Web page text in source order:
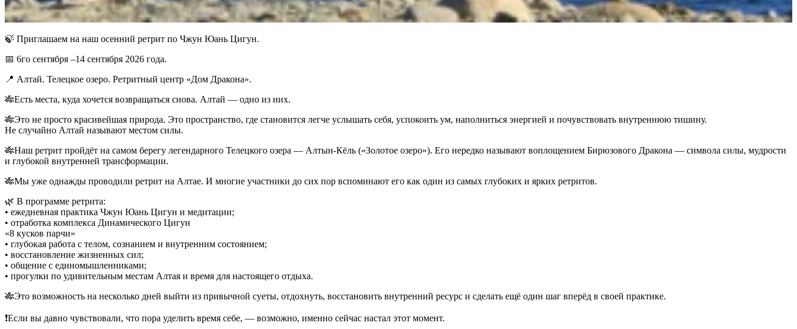
🍃 Приглашаем на наш осенний ретрит по Чжун Юань Цигун.
📅 6го сентября –14 сентября 2026 года.
📍 Алтай. Телецкое озеро. Ретритный центр «Дом Дракона».
🎋Есть места, куда хочется возвращаться снова. Алтай — одно из них.
🎋Это не просто красивейшая природа. Это пространство, где становится легче услышать себя, успокоить ум, наполниться энергией и почувствовать внутреннюю тишину.
Не случайно Алтай называют местом силы.
🎋Наш ретрит пройдёт на самом берегу легендарного Телецкого озера — Алтын-Кёль («Золотое озеро»). Его нередко называют воплощением Бирюзового Дракона — символа силы, мудрости
и глубокой внутренней трансформации.
🎋Мы уже однажды проводили ретрит на Алтае. И многие участники до сих пор вспоминают его как один из самых глубоких и ярких ретритов.
🌿 В программе ретрита:
• ежедневная практика Чжун Юань Цигун и медитации;
• ⁠отработка комплекса Динамического Цигун
«8 кусков парчи»
• ⁠глубокая работа с телом, сознанием и внутренним состоянием;
• восстановление жизненных сил;
• общение с единомышленниками;
• прогулки по удивительным местам Алтая и время для настоящего отдыха.
🎋Это возможность на несколько дней выйти из привычной суеты, отдохнуть, восстановить внутренний ресурс и сделать ещё один шаг вперёд в своей практике.
❗️Если вы давно чувствовали, что пора уделить время себе, — возможно, именно сейчас настал этот момент.